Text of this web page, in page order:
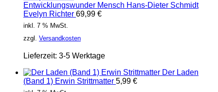
Entwicklungswunder Mensch Hans-Dieter Schmidt
Evelyn Richter 69,99 €
inkl. 7 % MwSt.
zzgl. Versandkosten
Lieferzeit: 3-5 Werktage
Der Laden
(Band 1) Erwin Strittmatter 5,99 €